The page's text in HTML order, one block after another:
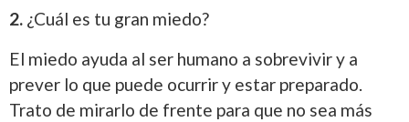
2. ¿Cuál es tu gran miedo?
El miedo ayuda al ser humano a sobrevivir y a
prever lo que puede ocurrir y estar preparado.
Trato de mirarlo de frente para que no sea más